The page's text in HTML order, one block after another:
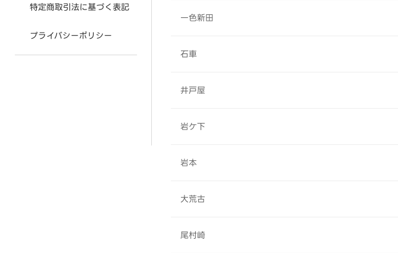
特定商取引法に基づく表記
プライバシーポリシー
一色新田
石車
井戸屋
岩ケ下
岩本
大荒古
尾村崎